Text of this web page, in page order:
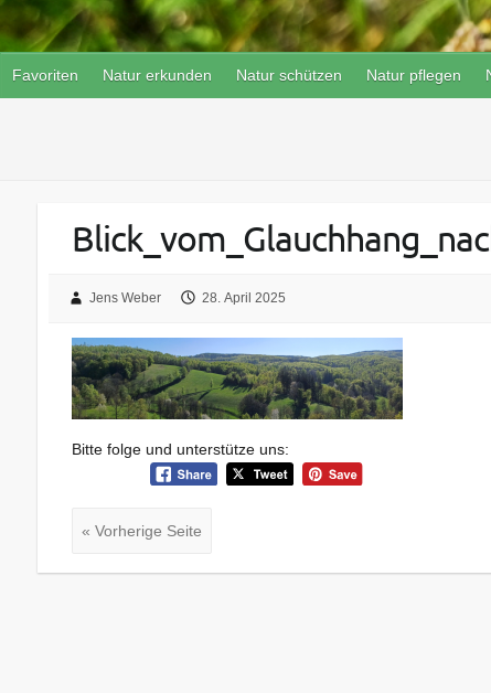
Favoriten Natur erkunden Natur schützen Natur pflegen
Jens Weber 28. April 2025
Bitte folge und unterstütze uns:
« Vorherige Seite